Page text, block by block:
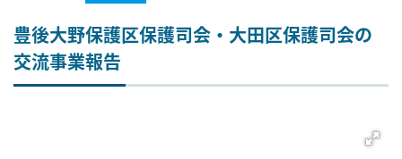
豊後大野保護区保護司会・大田区保護司会の
交流事業報告